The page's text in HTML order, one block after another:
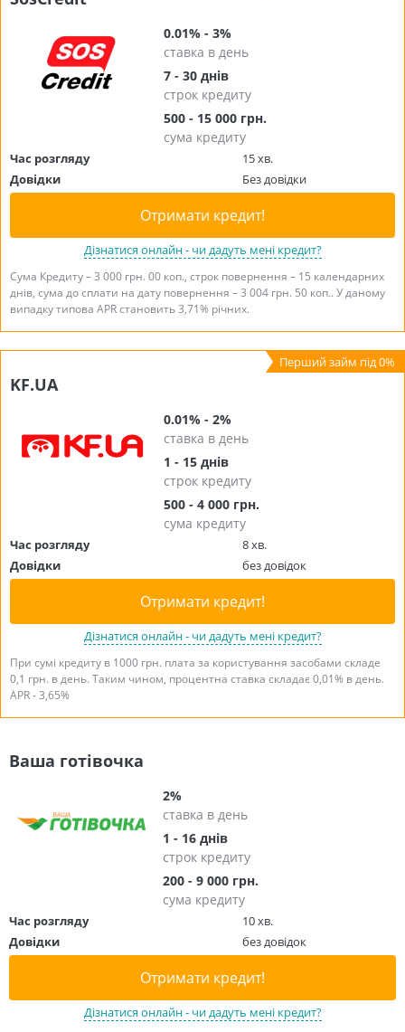
0.01% - 3%
ставка в день
7 - 30 днів
строк кредиту
500 - 15 000 грн.
сума кредиту
Час розгляду
15 хв.
Довідки
Без довідки
Отримати кредит!
Дізнатися онлайн - чи дадуть мені кредит?
Сума Кредиту – 3 000 грн. 00 коп., строк повернення – 15 календарних
днів, сума до сплати на дату повернення – 3 004 грн. 50 коп.. У даному
випадку типова APR становить 3,71% річних.
KF.UA
0.01% - 2%
ставка в день
1 - 15 днів
строк кредиту
500 - 4 000 грн.
сума кредиту
Час розгляду
8 хв.
Довідки
без довідок
Отримати кредит!
Дізнатися онлайн - чи дадуть мені кредит?
При сумі кредиту в 1000 грн. плата за користування засобами складе
0,1 грн. в день. Таким чином, процентна ставка складає 0,01% в день.
APR - 3,65%
Ваша готівочка
2%
ставка в день
1 - 16 днів
строк кредиту
200 - 9 000 грн.
сума кредиту
Час розгляду
10 хв.
Довідки
без довідок
Отримати кредит!
Дізнатися онлайн - чи дадуть мені кредит?